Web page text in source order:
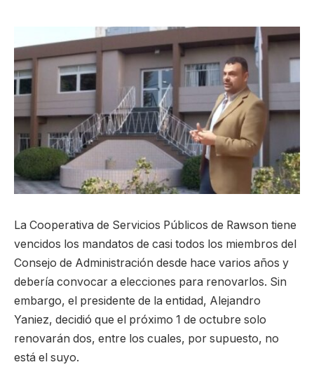
La Cooperativa de Servicios Públicos de Rawson tiene
vencidos los mandatos de casi todos los miembros del
Consejo de Administración desde hace varios años y
debería convocar a elecciones para renovarlos. Sin
embargo, el presidente de la entidad, Alejandro
Yaniez, decidió que el próximo 1 de octubre solo
renovarán dos, entre los cuales, por supuesto, no
está el suyo.